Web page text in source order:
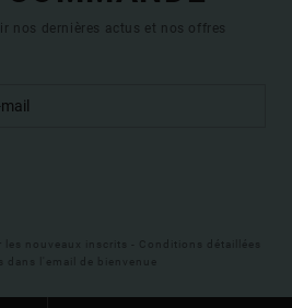
nos dernières actus et nos offres
les nouveaux inscrits - Conditions détaillées
dans l'email de bienvenue